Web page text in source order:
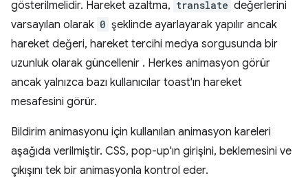
gösterilmelidir. Hareket azaltma, translate değerlerini
varsayılan olarak 0 şeklinde ayarlayarak yapılır ancak
hareket değeri, hareket tercihi medya sorgusunda bir
uzunluk olarak güncellenir . Herkes animasyon görür
ancak yalnızca bazı kullanıcılar toast'ın hareket
mesafesini görür.
Bildirim animasyonu için kullanılan animasyon kareleri
aşağıda verilmiştir. CSS, pop-up'ın girişini, beklemesini ve
çıkışını tek bir animasyonla kontrol eder.